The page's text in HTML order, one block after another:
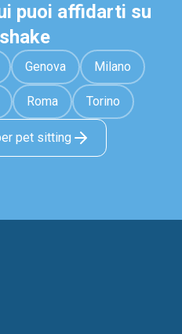
puoi affidarti su
Genova Milano
Roma Torino
pet sitting